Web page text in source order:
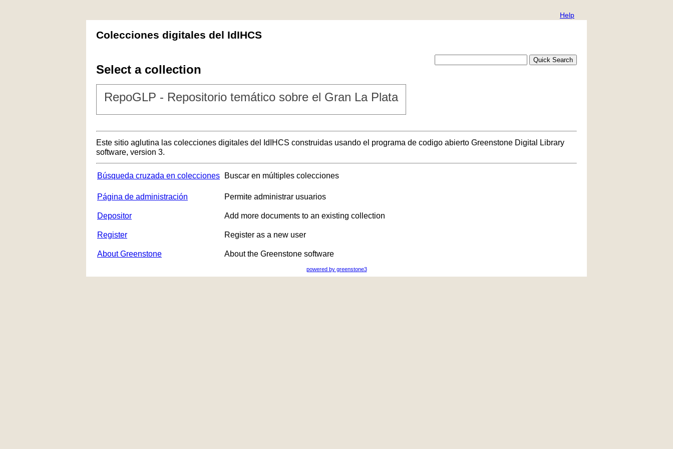
Help
Colecciones digitales del IdIHCS
Select a collection
RepoGLP - Repositorio temático sobre el Gran La Plata
Este sitio aglutina las colecciones digitales del IdIHCS construidas usando el programa de codigo abierto Greenstone Digital Library
software, version 3.
Búsqueda cruzada en colecciones Buscar en múltiples colecciones
Página de administración Permite administrar usuarios
Depositor Add more documents to an existing collection
Register Register as a new user
About Greenstone About the Greenstone software
powered by greenstone3